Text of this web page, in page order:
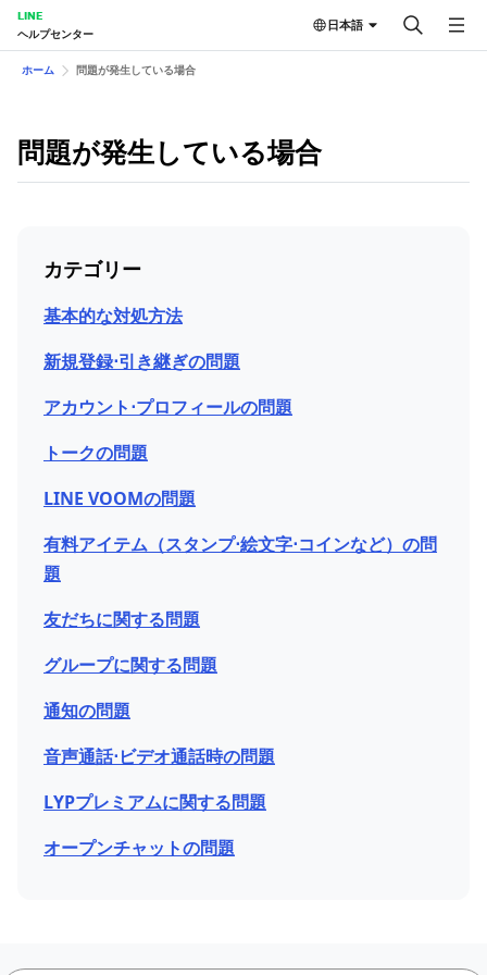
LINE
ヘルプセンター
日本語
ホーム 問題が発生している場合
問題が発生している場合
カテゴリー
基本的な対処方法
新規登録⋅引き継ぎの問題
アカウント⋅プロフィールの問題
トークの問題
LINE VOOMの問題
有料アイテム（スタンプ⋅絵文字⋅コインなど）の問
題
友だちに関する問題
グループに関する問題
通知の問題
音声通話⋅ビデオ通話時の問題
LYPプレミアムに関する問題
オープンチャットの問題